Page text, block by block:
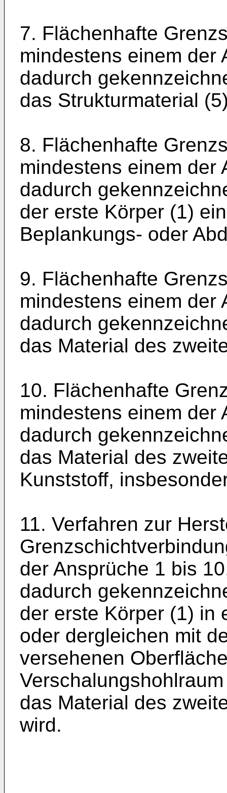
7. Flächenhafte
mindestens einem der
dadurch
das Strukturmaterial
8. Flächenhafte
mindestens einem der
dadurch
der erste Körper (1)
Beplankungs- oder
9. Flächenhafte
mindestens einem der
dadurch
das Material des
10. Flächenhafte
mindestens einem der
dadurch
das Material des
Kunststoff,
11. Verfahren zur
der Ansprüche 1 bis
dadurch
der erste Körper (1) in
oder dergleichen mit
ver­sehenen
das Material des
wird.